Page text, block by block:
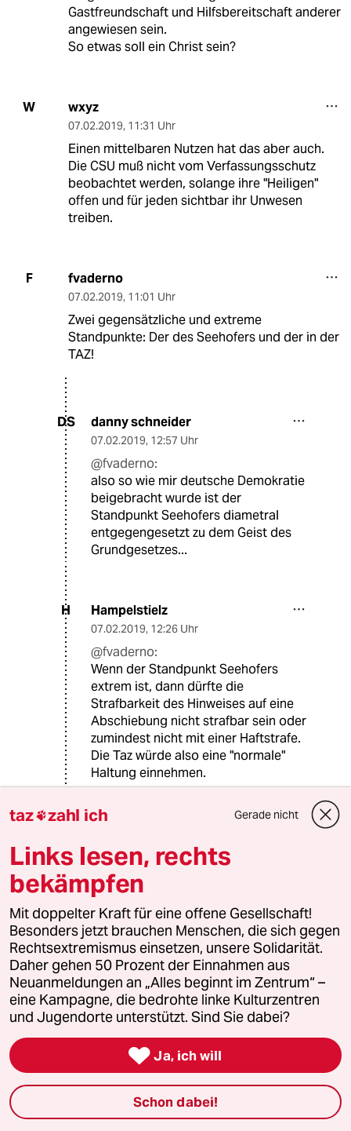
Gastfreundschaft und Hilfsbereitschaft anderer
angewiesen sein.
So etwas soll ein Christ sein?
W wxyz
07.02.2019, 11:31 Uhr
Einen mittelbaren Nutzen hat das aber auch.
Die CSU muß nicht vom Verfassungsschutz
beobachtet werden, solange ihre "Heiligen"
offen und für jeden sichtbar ihr Unwesen
treiben.
F fvaderno
07.02.2019, 11:01 Uhr
Zwei gegensätzliche und extreme
Standpunkte: Der des Seehofers und der in der
TAZ!
DS danny schneider
07.02.2019, 12:57 Uhr
@fvaderno:
also so wie mir deutsche Demokratie
beigebracht wurde ist der
Standpunkt Seehofers diametral
entgegengesetzt zu dem Geist des
Grundgesetzes...
H Hampelstielz
07.02.2019, 12:26 Uhr
@fvaderno:
Wenn der Standpunkt Seehofers
extrem ist, dann dürfte die
Strafbarkeit des Hinweises auf eine
Abschiebung nicht strafbar sein oder
zumindest nicht mit einer Haftstrafe.
Die Taz würde also eine "normale"
Haltung einnehmen.
07.02.2019 12:17 Uhr
@fvaderno:
Was ist der 'extreme' Standpunkt der
TAZ? Rechtsstaat und keine
Abschiebungen in ein Kriegsland?
Erscheint mir ehrlich gesagt sehr
vernünftig.
8G 80975 (Profil gelöscht)
07.02.2019,13:18 Uhr
@LesMankov:
den aktuellen Artikel hinaus
vertretene Maximalforderung nach
taz zahl ich Gerade nicht
Links lesen, rechts
bekämpfen
Mit doppelter Kraft für eine offene Gesellschaft!
Besonders jetzt brauchen Menschen, die sich gegen
Rechtsextremismus einsetzen, unsere Solidarität.
Daher gehen 50 Prozent der Einnahmen aus
Neuanmeldungen an „Alles beginnt im Zentrum“ –
eine Kampagne, die bedrohte linke Kulturzentren
und Jugendorte unterstützt. Sind Sie dabei?
 Ja, ich will
Schon dabei!